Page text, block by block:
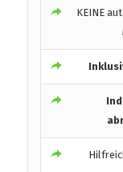
KEINE